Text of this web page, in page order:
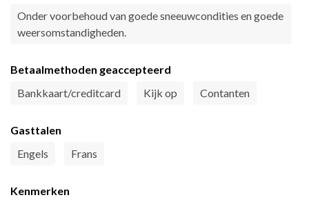
Onder voorbehoud van goede sneeuwcondities en goede
weersomstandigheden.
Betaalmethoden geaccepteerd
Bankkaart/creditcard
Kijk op Contanten
Gasttalen
Engels
Frans
Kenmerken